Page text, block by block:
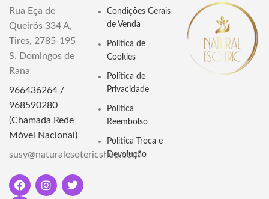
Pode usar para criar mantras
exclusivos com base em cada
conjunto
Pode usar também como colar
Aprofunde sua prática espiritual
com o Japamala de Sândalo
proteção e conexão espiritual.
Um instrumento de meditação e
Rua Eça de
Queirós 334 A,
Tires, 2785-195
S. Domingos de
Rana
966436264 /
968590280
(Chamada Rede
Móvel Nacional)
susy@naturalesotericshop.com
Condições Gerais
de Venda
Política de
Cookies
Política de
Privacidade
Politica
Reembolso
Politica Troca e
Devolução